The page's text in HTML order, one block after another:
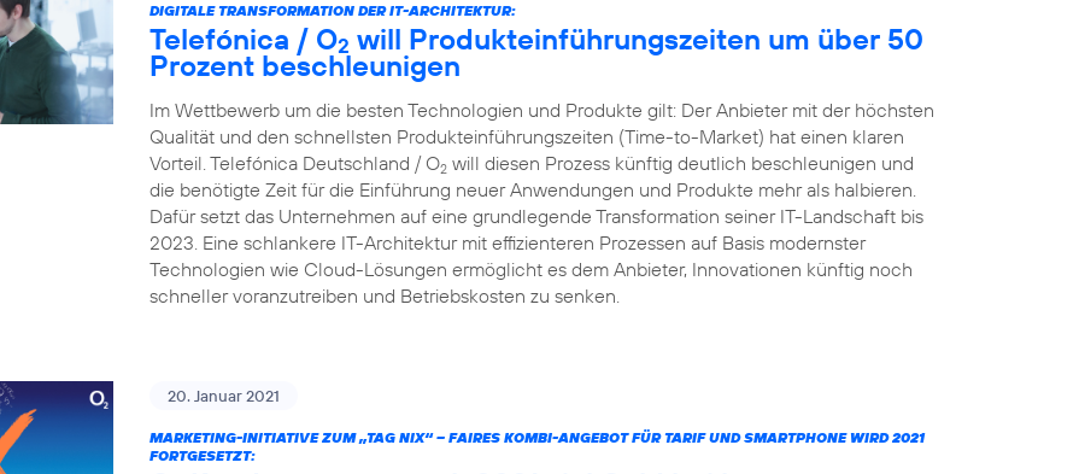
DIGITALE TRANSFORMATION DER IT-ARCHITEKTUR:
Telefónica / O2 will Produkteinführungszeiten um über 50
Prozent beschleunigen
Im Wettbewerb um die besten Technologien und Produkte gilt: Der Anbieter mit der höchsten
Qualität und den schnellsten Produkteinführungszeiten (Time-to-Market) hat einen klaren
Vorteil. Telefónica Deutschland / O2 will diesen Prozess künftig deutlich beschleunigen und
die benötigte Zeit für die Einführung neuer Anwendungen und Produkte mehr als halbieren.
Dafür setzt das Unternehmen auf eine grundlegende Transformation seiner IT-Landschaft bis
2023. Eine schlankere IT-Architektur mit effizienteren Prozessen auf Basis modernster
Technologien wie Cloud-Lösungen ermöglicht es dem Anbieter, Innovationen künftig noch
schneller voranzutreiben und Betriebskosten zu senken.
20. Januar 2021
MARKETING-INITIATIVE ZUM „TAG NIX“ – FAIRES KOMBI-ANGEBOT FÜR TARIF UND SMARTPHONE WIRD 2021
FORTGESETZT: